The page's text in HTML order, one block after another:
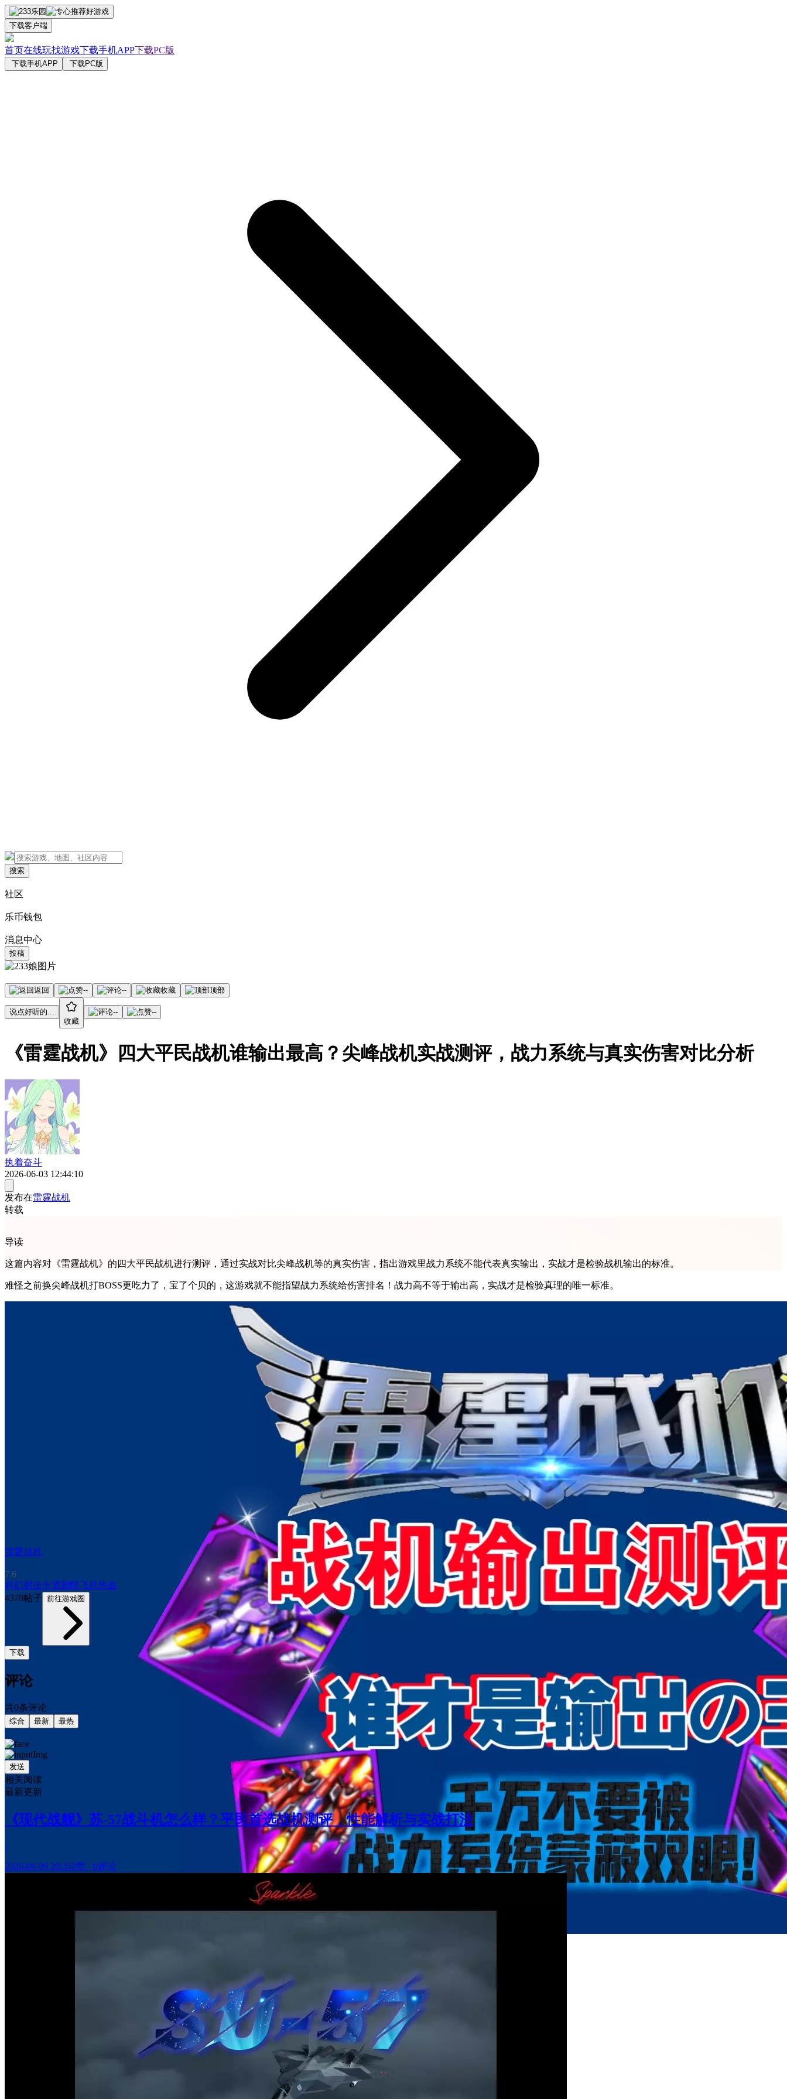
下载客户端
首页在线玩找游戏下载手机APP下载PC版
下载手机APP 下载PC版
搜索
社区
乐币钱包
消息中心
投稿
返回 -- -- 收藏 顶部
说点好听的...
收藏
-- --
《雷霆战机》四大平民战机谁输出最高？尖峰战机实战测评，战力系统与真实伤害对比分析
执着奋斗
2026-06-03 12:44:10
发布在雷霆战机
转载
导读
这篇内容对《雷霆战机》的四大平民战机进行测评，通过实战对比尖峰战机等的真实伤害，指出游戏里战力系统不能代表真实输出，实战才是检验战机输出的标准。
难怪之前换尖峰战机打BOSS更吃力了，宝了个贝的，这游戏就不能指望战力系统给伤害排名！战力高不等于输出高，实战才是检验真理的唯一标准。
雷霆战机
7.6
科幻射击卡通剧情飞机热血
4378帖子 前往游戏圈
下载
评论
共0条评论
综合 最新 最热
发送
相关阅读
最新更新
《现代战舰》苏-57战斗机怎么样？平民首选战机测评，性能解析与实战打法
-
2026-06-09 20:350赞 · 0评论